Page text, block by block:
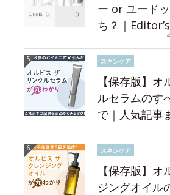
ー or ユード
ち？｜
スキンケア
【保存版】
ルセラムのす
で｜人気記事
スキンケア
【保存版】
ジングオイル